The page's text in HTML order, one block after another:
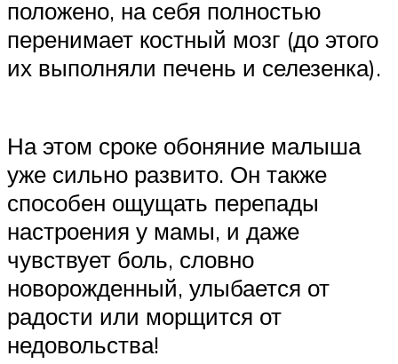
положено, на себя полностью
перенимает костный мозг (до этого
их выполняли печень и селезенка).
На этом сроке обоняние малыша
уже сильно развито. Он также
способен ощущать перепады
настроения у мамы, и даже
чувствует боль, словно
новорожденный, улыбается от
радости или морщится от
недовольства!